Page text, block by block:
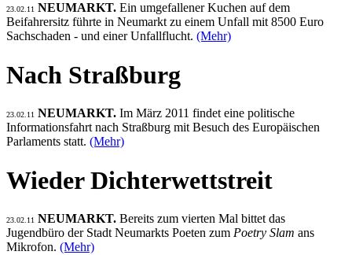
23.02.11 NEUMARKT. Ein umgefallener Kuchen auf dem
Beifahrersitz führte in Neumarkt zu einem Unfall mit 8500 Euro
Sachschaden - und einer Unfallflucht. (Mehr)
Nach Straßburg
23.02.11 NEUMARKT. Im März 2011 findet eine politische
Informationsfahrt nach Straßburg mit Besuch des Europäischen
Parlaments statt. (Mehr)
Wieder Dichterwettstreit
23.02.11 NEUMARKT. Bereits zum vierten Mal bittet das
Jugendbüro der Stadt Neumarkts Poeten zum Poetry Slam ans
Mikrofon. (Mehr)